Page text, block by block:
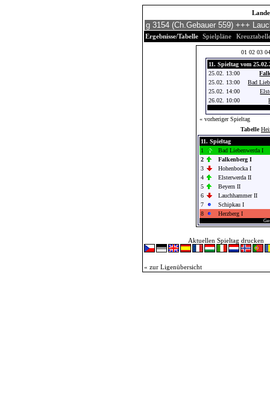
Ergebnisse/Tabelle Spielpläne
01 02 03 04
11. Spieltag vom
25.02. 13:00
25.02. 13:00
Bad
25.02. 14:00
26.02. 10:00
« vorheriger Spieltag
Tabelle
11. Spieltag
1
Bad Liebenwerda I
2
Falkenberg I
3
Hohenbocka I
4
Elsterwerda II
5
Beyern II
6
Lauchhammer II
7
Schipkau I
8
Herzberg I
Aktuellen Spieltag drucken
« zur Ligenübersicht